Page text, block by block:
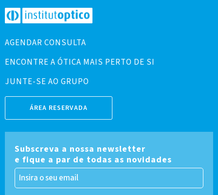
AGENDAR CONSULTA
ENCONTRE A ÓTICA MAIS PERTO DE SI
JUNTE-SE AO GRUPO
ÁREA RESERVADA
Subscreva a nossa newsletter
e fique a par de todas as novidades